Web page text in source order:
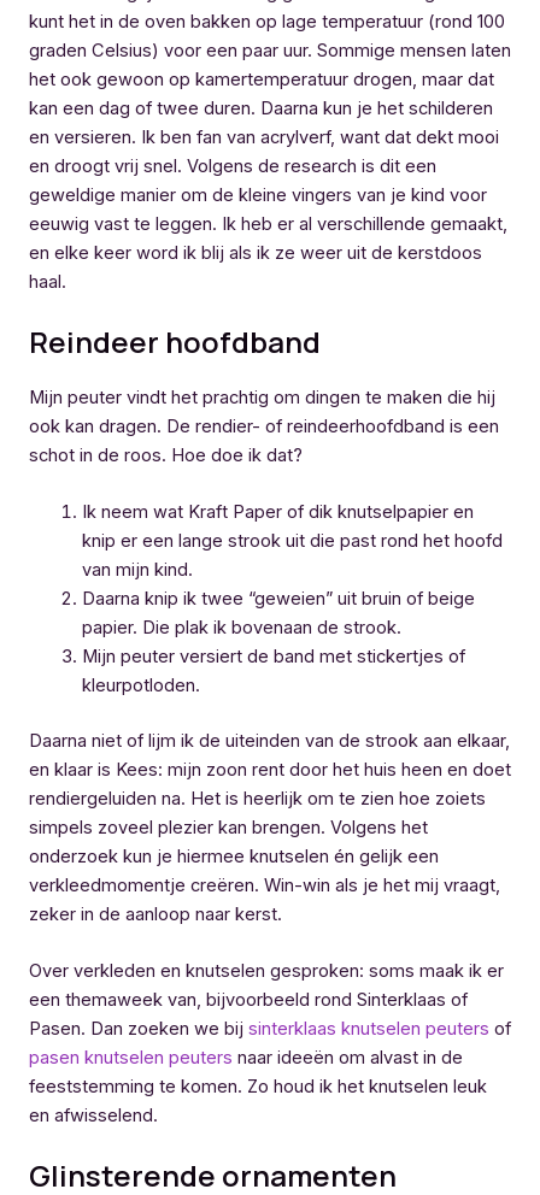
kunt het in de oven bakken op lage temperatuur (rond 100
graden Celsius) voor een paar uur. Sommige mensen laten
het ook gewoon op kamertemperatuur drogen, maar dat
kan een dag of twee duren. Daarna kun je het schilderen
en versieren. Ik ben fan van acrylverf, want dat dekt mooi
en droogt vrij snel. Volgens de research is dit een
geweldige manier om de kleine vingers van je kind voor
eeuwig vast te leggen. Ik heb er al verschillende gemaakt,
en elke keer word ik blij als ik ze weer uit de kerstdoos
haal.
Reindeer hoofdband
Mijn peuter vindt het prachtig om dingen te maken die hij
ook kan dragen. De rendier- of reindeerhoofdband is een
schot in de roos. Hoe doe ik dat?
Ik neem wat Kraft Paper of dik knutselpapier en
knip er een lange strook uit die past rond het hoofd
van mijn kind.
Daarna knip ik twee “geweien” uit bruin of beige
papier. Die plak ik bovenaan de strook.
Mijn peuter versiert de band met stickertjes of
kleurpotloden.
Daarna niet of lijm ik de uiteinden van de strook aan elkaar,
en klaar is Kees: mijn zoon rent door het huis heen en doet
rendiergeluiden na. Het is heerlijk om te zien hoe zoiets
simpels zoveel plezier kan brengen. Volgens het
onderzoek kun je hiermee knutselen én gelijk een
verkleedmomentje creëren. Win-win als je het mij vraagt,
zeker in de aanloop naar kerst.
Over verkleden en knutselen gesproken: soms maak ik er
een themaweek van, bijvoorbeeld rond Sinterklaas of
Pasen. Dan zoeken we bij sinterklaas knutselen peuters of
pasen knutselen peuters naar ideeën om alvast in de
feeststemming te komen. Zo houd ik het knutselen leuk
en afwisselend.
Glinsterende ornamenten